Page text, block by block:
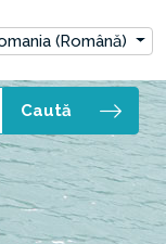
(Română)
Caută